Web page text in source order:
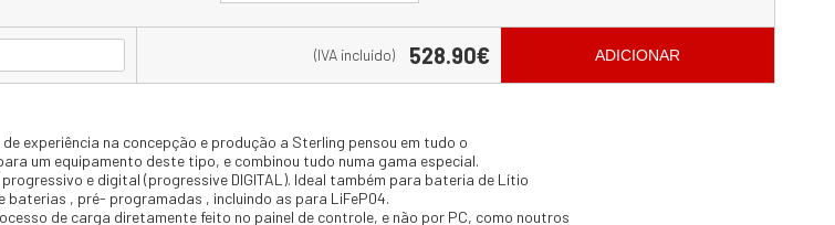
(IVA incluído) 528.90€ ADICIONAR
experiência na concepção e produção a Sterling pensou em tudo o
um equipamento deste tipo, e combinou tudo numa gama especial.
e digital (progressive DIGITAL). Ideal também para bateria de Lítio
baterias , pré- programadas , incluindo as para LiFeP04.
de carga diretamente feito no painel de controle, e não por PC, como noutros